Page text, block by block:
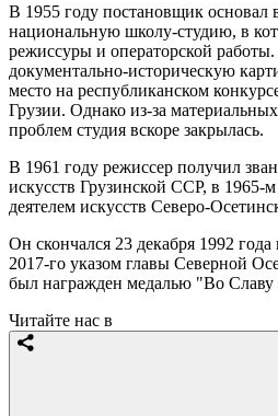
В 1955 году постановщик основал
национальную школу-студию, в
режиссуры и операторской
документально-историческую
место на республиканском
Грузии. Однако из-за
проблем студия вскоре закрылась.
В 1961 году режиссер получил
искусств Грузинской ССР, в 1965-
деятелем искусств Северо-
Он скончался 23 декабря 1992
2017-го указом главы Северной
был награжден медалью "Во
Читайте нас в